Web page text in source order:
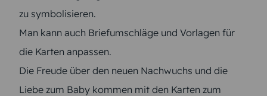
zu symbolisieren.
Man kann auch Briefumschläge und Vorlagen für
die Karten anpassen.
Die Freude über den neuen Nachwuchs und die
Liebe zum Baby kommen mit den Karten zum